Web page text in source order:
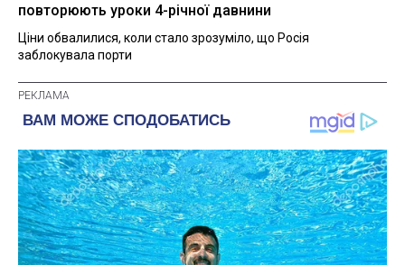
повторюють уроки 4-річної давнини
Ціни обвалилися, коли стало зрозуміло, що Росія
заблокувала порти